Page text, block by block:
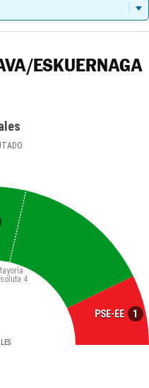
ESKUERNAGA
PSE-EE 1
4